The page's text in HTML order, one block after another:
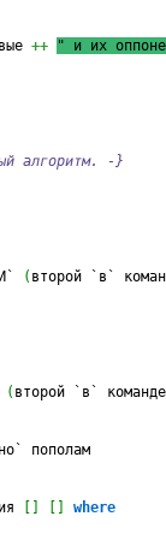
++
" и их
алгоритм. -}
( второй `в`
( второй `в` команде
пополам
where